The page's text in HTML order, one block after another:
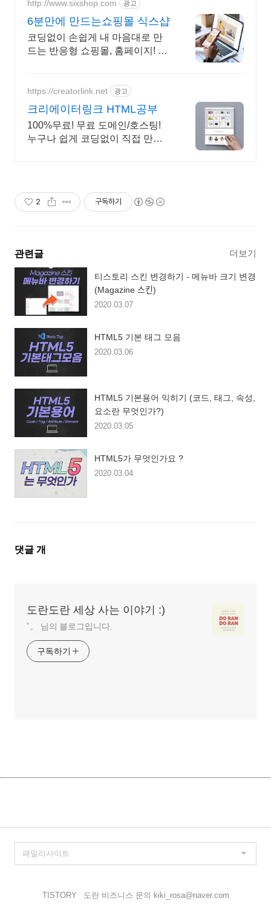
http://www.sixshop.com 광고
6분만에 만드는쇼핑몰 식스샵
코딩없이 손쉽게 내 마음대로 만
드는 반응형 쇼핑몰, 홈페이지! 무
https://creatorlink.net 광고
크리에이터링크 HTML공부
100%무료! 무료 도메인/호스팅!
누구나 쉽게 코딩없이 직접 만드
2 구독하기
관련글 더보기
티스토리 스킨 변경하기 - 메뉴바 크기 변경
(Magazine 스킨)
2020.03.07
HTML5 기본 태그 모음
2020.03.06
HTML5 기본용어 익히기 (코드, 태그, 속성,
요소란 무엇인가?)
2020.03.05
HTML5가 무엇인가요 ?
2020.03.04
댓
댓글 개
도란도란 세상 사는 이야기 :)
˚。 님의 블로그입니다.
구독하기
TISTORY 도란 비즈니스 문의 kiki_rosa@naver.com